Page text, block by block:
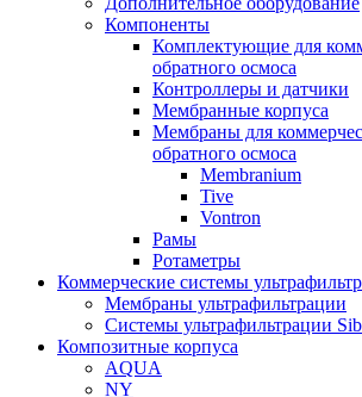
Компоненты
Комплектующие для
обратного осмоса
Контроллеры и датчики
Мембранные корпуса
Мембраны для
обратного осмоса
Membranium
Tive
Vontron
Рамы
Ротаметры
Коммерческие системы
Мембраны ультрафильтрации
Системы ультрафильтрации
Композитные корпуса
AQUA
NY